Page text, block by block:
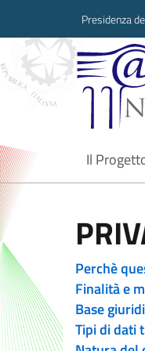
Presidenza
Il
current
Perchè
Finalità e
Base
Tipi di dati